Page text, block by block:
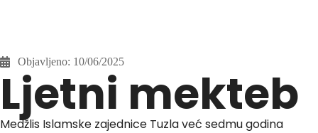
Objavljeno: 10/06/2025
Ljetni mekteb
Medžlis Islamske zajednice Tuzla već sedmu godina